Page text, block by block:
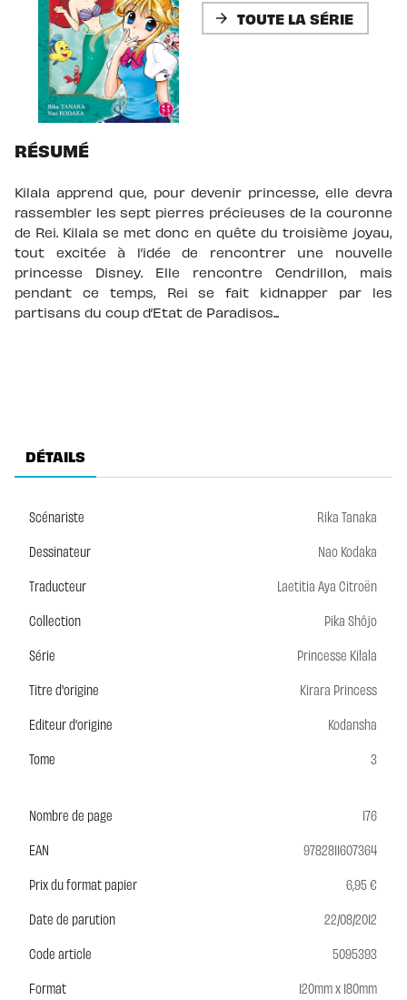
arrow_forward TOUTE LA SÉRIE
RÉSUMÉ
Kilala apprend que, pour devenir princesse, elle devra
rassembler les sept pierres précieuses de la couronne
de Rei. Kilala se met donc en quête du troisième joyau,
tout excitée à l’idée de rencontrer une nouvelle
princesse Disney. Elle rencontre Cendrillon, mais
pendant ce temps, Rei se fait kidnapper par les
partisans du coup d’Etat de Paradisos...
DÉTAILS
Scénariste
Rika Tanaka
Dessinateur
Nao Kodaka
Traducteur
Laetitia Aya Citroën
Collection
Pika Shôjo
Série
Princesse Kilala
Titre d'origine
Kirara Princess
Editeur d'origine
Kodansha
Tome
3
Nombre de page
176
EAN
9782811607364
Prix du format papier
6,95 €
Date de parution
22/08/2012
Code article
5095393
Format
120mm x 180mm